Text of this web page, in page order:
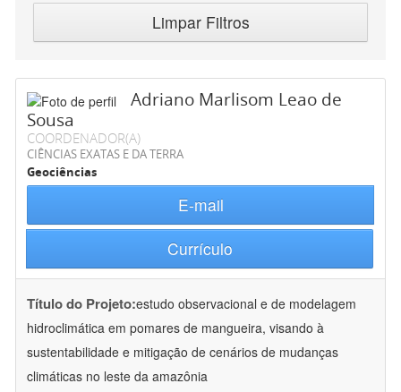
Limpar Filtros
Adriano Marlisom Leao de
Sousa
COORDENADOR(A)
CIÊNCIAS EXATAS E DA TERRA
Geociências
E-mail
Currículo
Título do Projeto:estudo observacional e de modelagem
hidroclimática em pomares de mangueira, visando à
sustentabilidade e mitigação de cenários de mudanças
climáticas no leste da amazônia